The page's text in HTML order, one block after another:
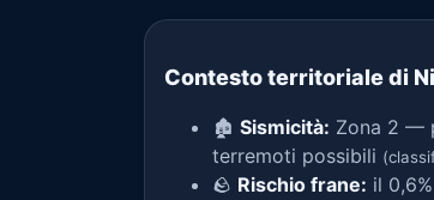
Contesto territoriale di
🏚️ Sismicità: Zona 2 —
terremoti possibili
🪨 Rischio frane: il